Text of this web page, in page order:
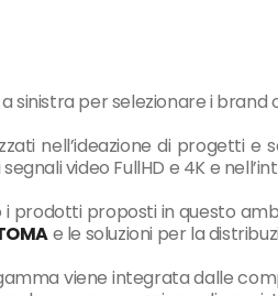
a sinistra per selezionare i
nell’ideazione di progetti e
video FullHD e 4K e
i prodotti proposti in questo
e le soluzioni per la
viene integrata dalle